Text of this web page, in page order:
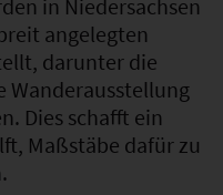
in Niedersachsen
angelegten
darunter die
Dies schafft ein
Maßstäbe dafür zu